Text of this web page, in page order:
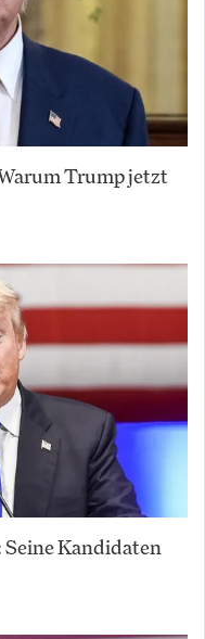
Trump jetzt
Kandidaten